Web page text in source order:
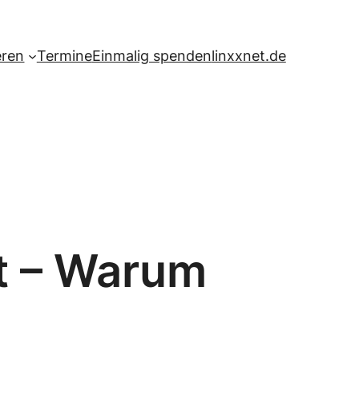
TermineEinmalig spendenlinxxnet.de
Warum